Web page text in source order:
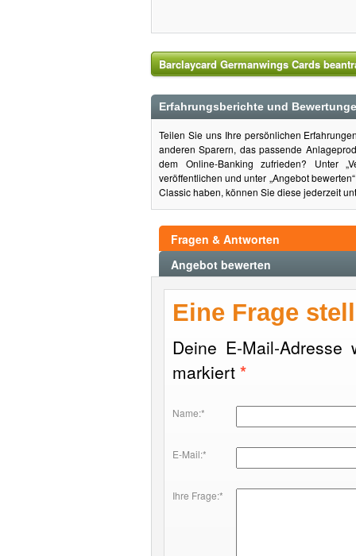
Barclaycard Germanwings Cards
Erfahrungsberichte und
Teilen Sie uns Ihre persönlichen
anderen Sparern, das passende
dem Online-Banking zufrieden? Unter
veröffentlichen und unter „Angebot
Classic haben, können Sie diese jederzeit
Fragen & Antworten
Angebot bewerten
Eine Frage
Deine E-Mail-
markiert *
Name:*
E-Mail:*
Ihre Frage:*